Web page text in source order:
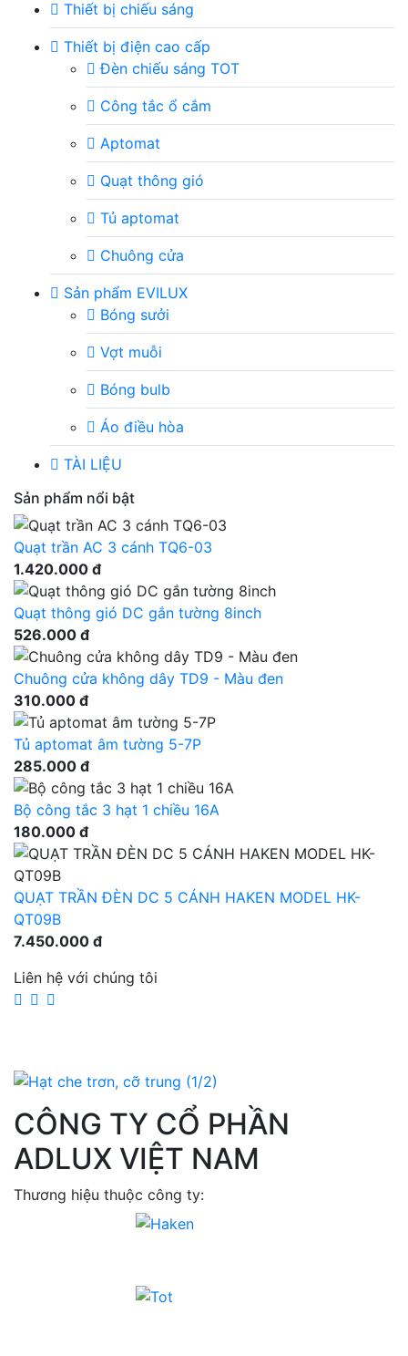
Thiết bị chiếu sáng
Thiết bị điện cao cấp
Đèn chiếu sáng TOT
Công tắc ổ cắm
Aptomat
Quạt thông gió
Tủ aptomat
Chuông cửa
Sản phẩm EVILUX
Bóng sưởi
Vợt muỗi
Bóng bulb
Áo điều hòa
TÀI LIỆU
Sản phẩm nổi bật
Quạt trần AC 3 cánh TQ6-03
1.420.000 đ
Quạt thông gió DC gắn tường 8inch
526.000 đ
Chuông cửa không dây TD9 - Màu đen
310.000 đ
Tủ aptomat âm tường 5-7P
285.000 đ
Bộ công tắc 3 hạt 1 chiều 16A
180.000 đ
QUẠT TRẦN ĐÈN DC 5 CÁNH HAKEN MODEL HK-
QT09B
7.450.000 đ
Liên hệ với chúng tôi
CÔNG TY CỔ PHẦN
ADLUX VIỆT NAM
Thương hiệu thuộc công ty: